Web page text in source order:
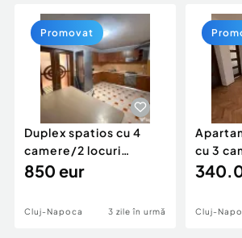
Servicii
Animale de companie
Afaceri și echipamente
Inchiriere Bunuri si Vehicule
Utilaje agricole si industriale
Piese auto si accesorii
Dacia Duster
Duplex spatios cu 4
camere/2 locuri
parcare/ Andrei
850 eur
Cluj-Napoca 3 zile în urmă
Promovat
cu 3
Cluj-